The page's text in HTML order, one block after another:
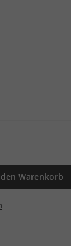
Warenkorb